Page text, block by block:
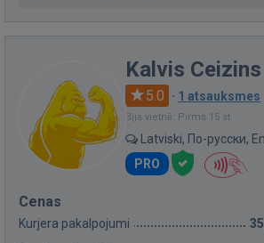
Kalvis Ceizins
5.0 · 1 atsauksmes
Bija vietnē: Pirms 15 st.
Latviski, По-русски,
PRO
Cenas
Kurjera pakalpojumi